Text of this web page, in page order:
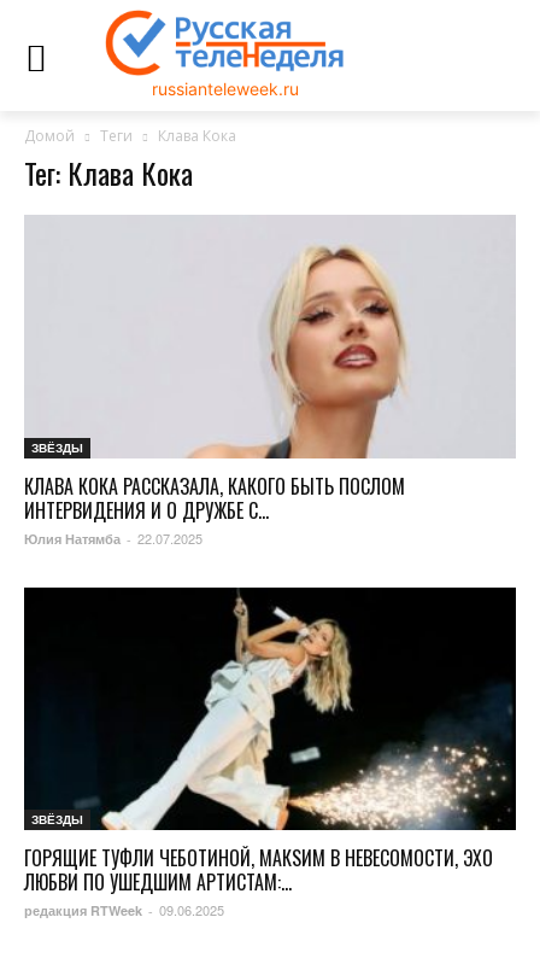
russianteleweek.ru
Домой Теги Клава Кока
Тег: Клава Кока
ЗВЁЗДЫ
КЛАВА КОКА РАССКАЗАЛА, КАКОГО БЫТЬ ПОСЛОМ
ИНТЕРВИДЕНИЯ И О ДРУЖБЕ С...
Юлия Натямба - 22.07.2025
ЗВЁЗДЫ
ГОРЯЩИЕ ТУФЛИ ЧЕБОТИНОЙ, МАКSИМ В НЕВЕСОМОСТИ, ЭХО
ЛЮБВИ ПО УШЕДШИМ АРТИСТАМ:...
редакция RTWeek - 09.06.2025